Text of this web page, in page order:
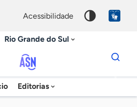
acessibilidade
Rio Grande do Sul
Agência
Sebrae
Editorias
Dados
para
chave